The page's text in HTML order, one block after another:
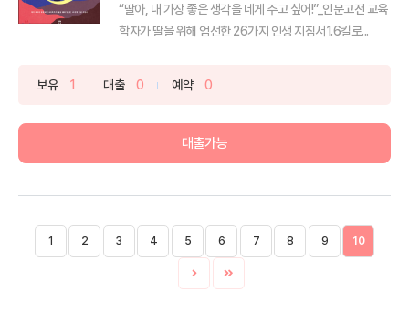
“딸아, 내 가장 좋은 생각을 네게 주고 싶어!”_인문고전 교육
학자가 딸을 위해 엄선한 26가지 인생 지침서1.6킬로...
보유 1 대출 0 예약 0
대출가능
1 2 3 4 5 6 7 8 9 10